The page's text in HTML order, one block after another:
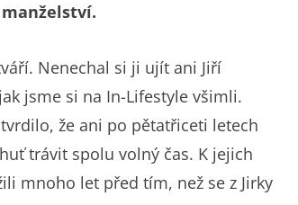
Nenechal si ji ujít ani Jiří
jsme si na In-Lifestyle všimli.
že ani po pětatřiceti letech
trávit spolu volný čas. K jejich
mnoho let před tím, než se z Jirky